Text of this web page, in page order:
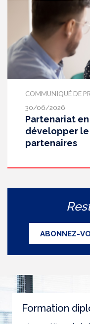
acouphènes
aujourd’hui ses
professionnels de
de ces patients.
COMMUNIQUÉ DE
30/06/2026
Partenariat
développer
partenaires
ABONNEZ-
Formation